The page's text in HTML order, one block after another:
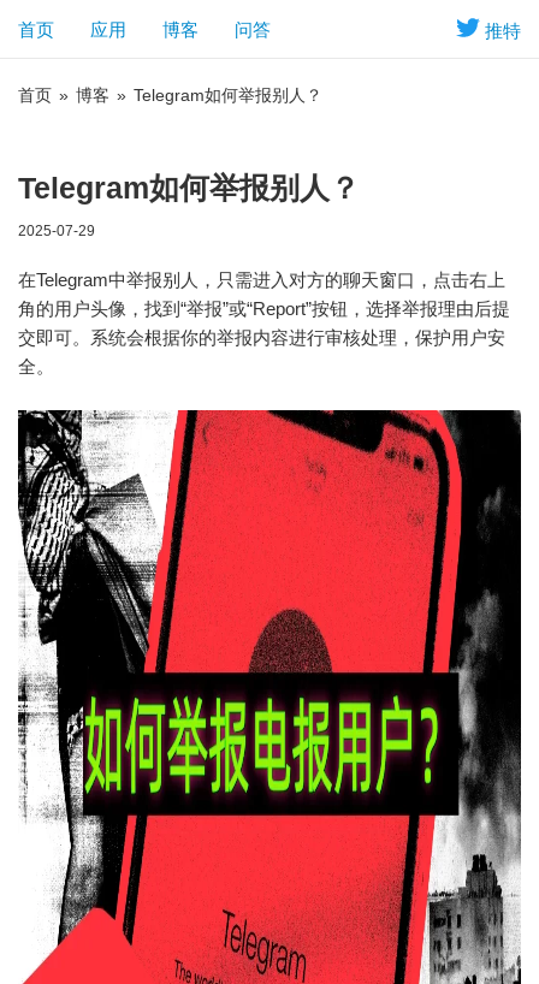
推特
首页 应用 博客 问答
首页 » 博客 » Telegram如何举报别人？
Telegram如何举报别人？
2025-07-29
在Telegram中举报别人，只需进入对方的聊天窗口，点击右上
角的用户头像，找到“举报”或“Report”按钮，选择举报理由后提
交即可。系统会根据你的举报内容进行审核处理，保护用户安
全。